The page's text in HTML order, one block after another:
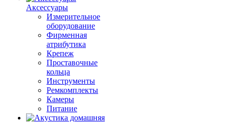
Аксессуары
Измерительное
оборудование
Фирменная
атрибутика
Крепеж
Проставочные
кольца
Инструменты
Ремкомплекты
Камеры
Питание